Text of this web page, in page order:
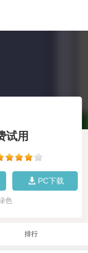
试用
PC下载
色
排行